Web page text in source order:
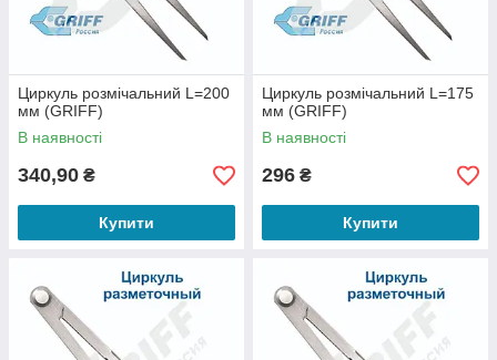
Циркуль розмічальний L=200
мм (GRIFF)
В наявності
340,90 ₴
Купити
Циркуль розмічальний L=175
мм (GRIFF)
В наявності
296 ₴
Купити